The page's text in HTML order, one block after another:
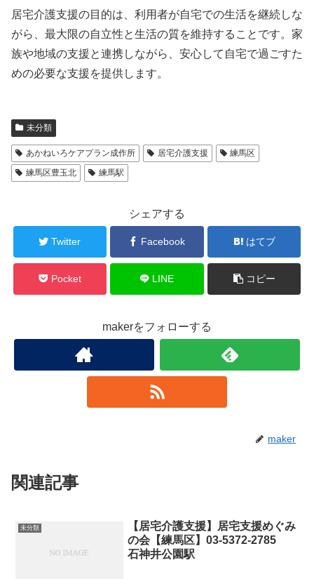
居宅介護支援の目的は、利用者が自宅での生活を継続しな
がら、最大限の自立性と生活の質を維持することです。家
族や地域の支援と連携しながら、安心して自宅で過ごすた
めの必要な支援を提供します。
未分類
あかねいろケアプラン成作所 居宅介護支援
練馬区
練馬区豊玉北
練馬駅
シェアする
Twitter Facebook はてブ
Pocket LINE コピー
makerをフォローする
maker
関連記事
未分類
【居宅介護支援】居宅支援めぐみ
の会【練馬区】03-5372-2785
石神井公園駅